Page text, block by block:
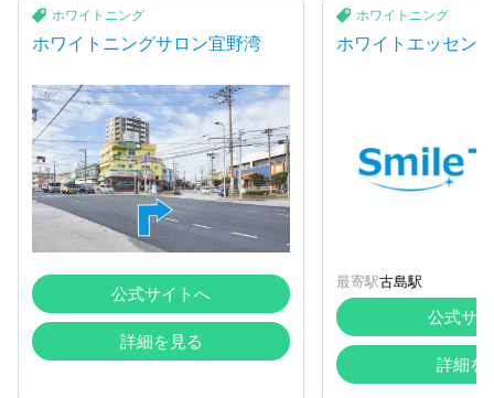
ホワイトニング
ホワイトニングサロン宜野湾
公式サイトへ
詳細を見る
ホワイトニング
ホワイトエッセン
最寄駅古島駅
公式サ
詳細を